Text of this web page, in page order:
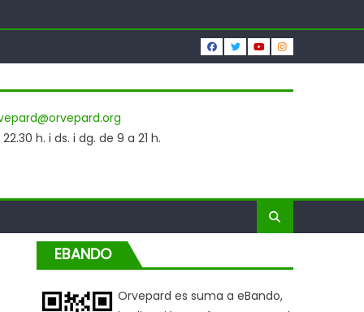
h. i ds. i dg. de 9 a 21 h.
EBANDO
Orvepard es suma a eBando,